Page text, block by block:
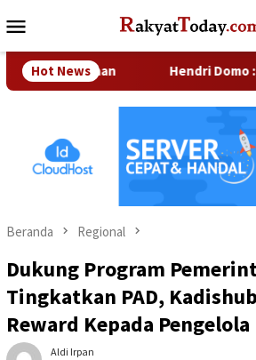
ke
Mobile
Hot News Hendri Domo :
Beranda Regional
Dukung Program
Tingkatkan PAD,
Reward Kepada
Aldi Irpan